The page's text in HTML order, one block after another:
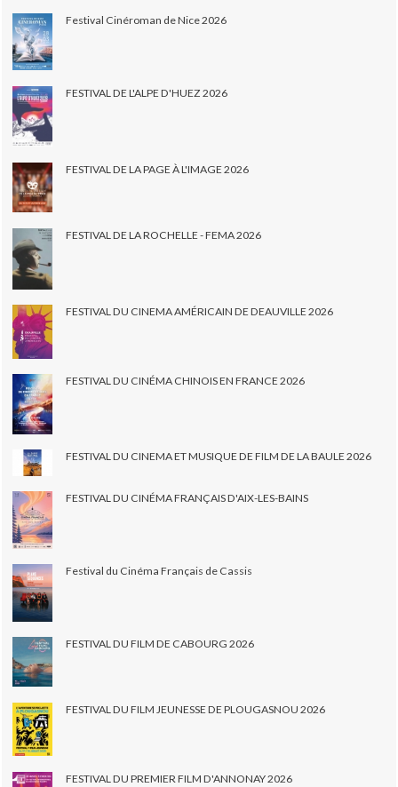
Festival Cinéroman de Nice 2026
FESTIVAL DE L'ALPE D'HUEZ 2026
FESTIVAL DE LA PAGE À L'IMAGE 2026
FESTIVAL DE LA ROCHELLE - FEMA 2026
FESTIVAL DU CINEMA AMÉRICAIN DE DEAUVILLE 2026
FESTIVAL DU CINÉMA CHINOIS EN FRANCE 2026
FESTIVAL DU CINEMA ET MUSIQUE DE FILM DE LA BAULE 2026
FESTIVAL DU CINÉMA FRANÇAIS D'AIX-LES-BAINS
Festival du Cinéma Français de Cassis
FESTIVAL DU FILM DE CABOURG 2026
FESTIVAL DU FILM JEUNESSE DE PLOUGASNOU 2026
FESTIVAL DU PREMIER FILM D'ANNONAY 2026